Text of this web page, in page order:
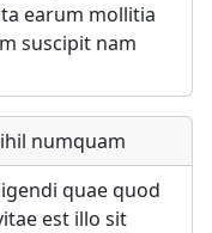
earum mollitia
suscipit nam
numquam
quae quod
est illo sit